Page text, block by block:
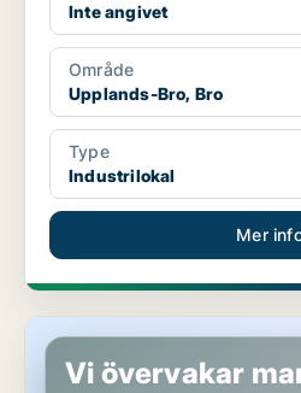
Inte angivet
Område
Upplands-Bro, Bro
Type
Industrilokal
Mer
Industrilokal i Upplands-Bro,
Vi övervakar